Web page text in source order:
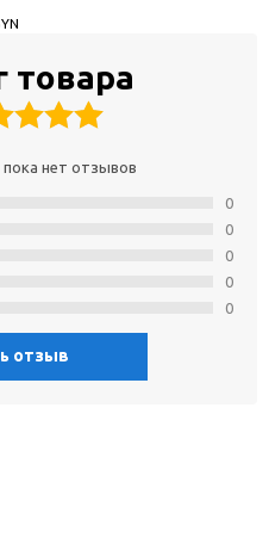
товара
нет отзывов
0
0
0
0
0
отзыв